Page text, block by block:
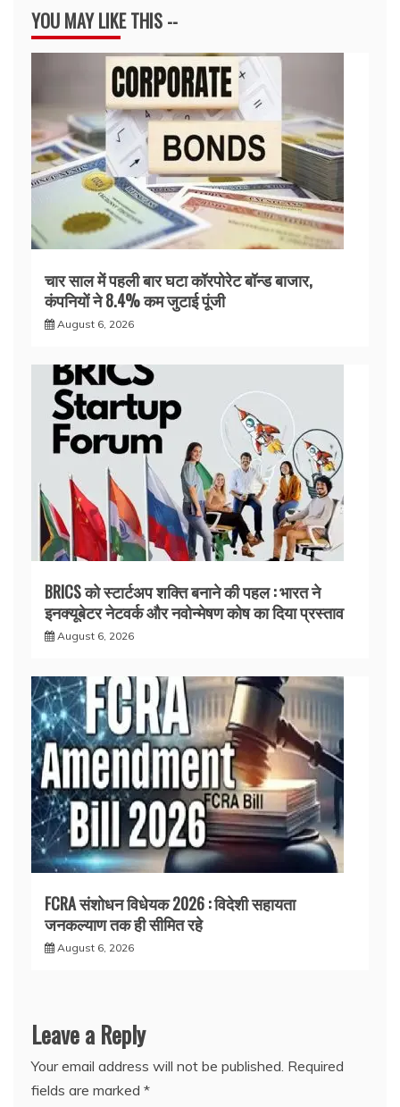
YOU MAY LIKE THIS --
चार साल में पहली बार घटा कॉरपोरेट बॉन्ड बाजार,
कंपनियों ने 8.4% कम जुटाई पूंजी
August 6, 2026
BRICS को स्टार्टअप शक्ति बनाने की पहल : भारत ने
इनक्यूबेटर नेटवर्क और नवोन्मेषण कोष का दिया प्रस्ताव
August 6, 2026
FCRA संशोधन विधेयक 2026 : विदेशी सहायता
जनकल्याण तक ही सीमित रहे
August 6, 2026
Leave a Reply
Your email address will not be published. Required
fields are marked *